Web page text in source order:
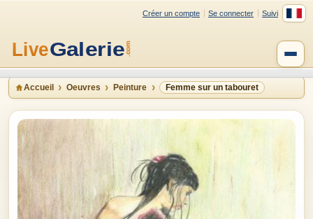
Créer un compte Se connecter Suivi
Accueil Oeuvres Peinture Femme sur un tabouret